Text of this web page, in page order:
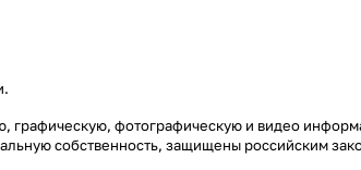
.
графическую, фотографическую и видео
собственность, защищены российским